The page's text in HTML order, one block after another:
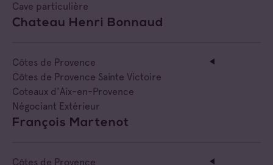
Cave particulière
Chateau Henri Bonnaud
Côtes de Provence
Côtes de Provence Sainte Victoire
Coteaux d'Aix-en-Provence
Négociant Extérieur
François Martenot
Côtes de Provence